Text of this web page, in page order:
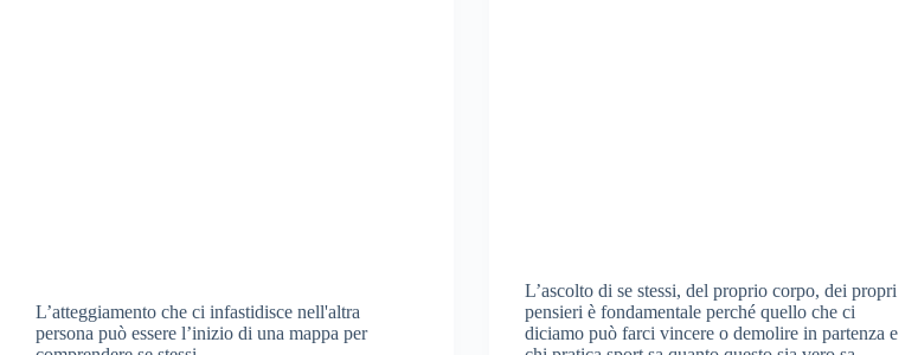
L’atteggiamento che ci infastidisce nell'altra
persona può essere l’inizio di una mappa per
L’ascolto di se stessi, del proprio corpo, dei propri
pensieri è fondamentale perché quello che ci
diciamo può farci vincere o demolire in partenza e